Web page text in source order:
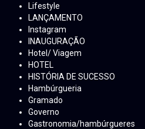
Lifestyle
LANÇAMENTO
Instagram
INAUGURAÇÃO
Hotel/ Viagem
HOTEL
HISTÓRIA DE SUCESSO
Hambúrgueria
Gramado
Governo
Gastronomia/hambúrgueres